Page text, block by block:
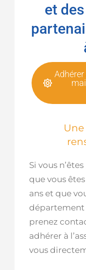
et
Si vous
que vous
ans et que
département
prenez
adhérer à
vous